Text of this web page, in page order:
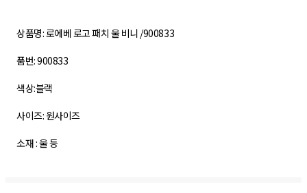
상품명: 로에베 로고 패치 울 비니 /900833
품번: 900833
색상:블랙
사이즈: 원사이즈
소재 : 울 등